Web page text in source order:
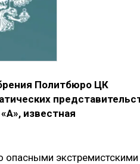
Политбюро ЦК
известная
опасными экстремистскими